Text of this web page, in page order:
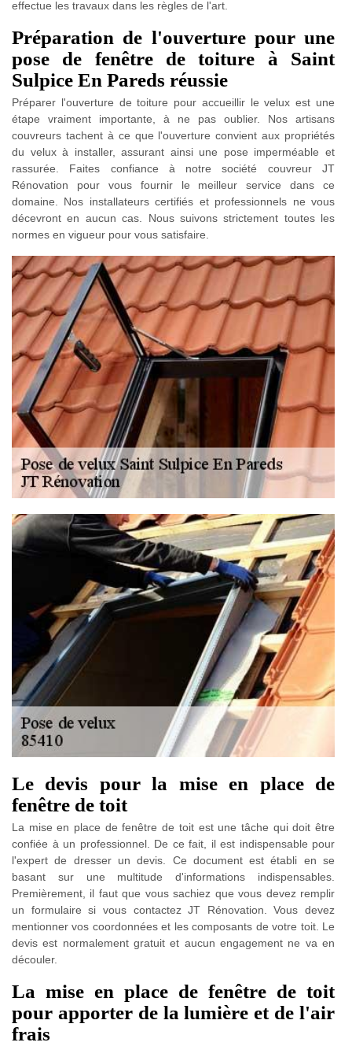
effectue les travaux dans les règles de l'art.
Préparation de l'ouverture pour une
pose de fenêtre de toiture à Saint
Sulpice En Pareds réussie
Préparer l'ouverture de toiture pour accueillir le velux est une
étape vraiment importante, à ne pas oublier. Nos artisans
couvreurs tachent à ce que l'ouverture convient aux propriétés
du velux à installer, assurant ainsi une pose imperméable et
rassurée. Faites confiance à notre société couvreur JT
Rénovation pour vous fournir le meilleur service dans ce
domaine. Nos installateurs certifiés et professionnels ne vous
décevront en aucun cas. Nous suivons strictement toutes les
normes en vigueur pour vous satisfaire.
Le devis pour la mise en place de
fenêtre de toit
La mise en place de fenêtre de toit est une tâche qui doit être
confiée à un professionnel. De ce fait, il est indispensable pour
l'expert de dresser un devis. Ce document est établi en se
basant sur une multitude d'informations indispensables.
Premièrement, il faut que vous sachiez que vous devez remplir
un formulaire si vous contactez JT Rénovation. Vous devez
mentionner vos coordonnées et les composants de votre toit. Le
devis est normalement gratuit et aucun engagement ne va en
découler.
La mise en place de fenêtre de toit
pour apporter de la lumière et de l'air
frais